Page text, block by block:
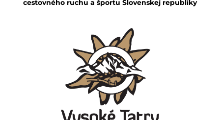
cestovného ruchu a športu Slovenskej republiky